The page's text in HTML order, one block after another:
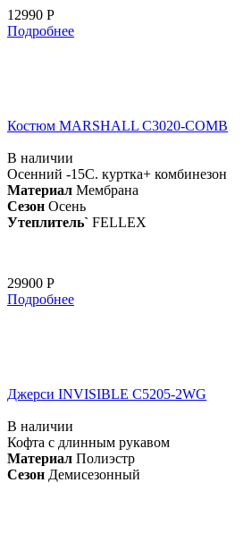
12990 Р
Подробнее
Костюм MARSHALL С3020-COMB
В наличии
Осенний -15С. куртка+ комбинезон
Материал Мембрана
Сезон Осень
Утеплитель` FELLEX
29900 Р
Подробнее
Джерси INVISIBLE C5205-2WG
В наличии
Кофта с длинным рукавом
Материал Полиэстр
Сезон Демисезонный